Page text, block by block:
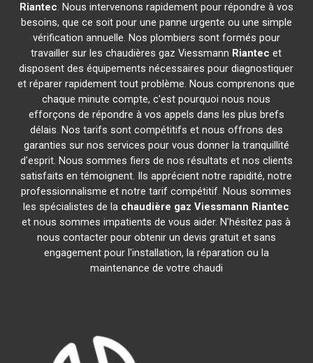
Riantec. Nous intervenons rapidement pour répondre à vos
besoins, que ce soit pour une panne urgente ou une simple
vérification annuelle. Nos plombiers sont formés pour
travailler sur les chaudières gaz Viessmann Riantec et
disposent des équipements nécessaires pour diagnostiquer
et réparer rapidement tout problème. Nous comprenons que
chaque minute compte, c'est pourquoi nous nous
efforçons de répondre à vos appels dans les plus brefs
délais. Nos tarifs sont compétitifs et nous offrons des
garanties sur nos services pour vous donner la tranquillité
d'esprit. Nous sommes fiers de nos résultats et nos clients
satisfaits en témoignent. Ils apprécient notre rapidité, notre
professionnalisme et notre tarif compétitif. Nous sommes
les spécialistes de la chaudière gaz Viessmann Riantec
et nous sommes impatients de vous aider. N'hésitez pas à
nous contacter pour obtenir un devis gratuit et sans
engagement pour l'installation, la réparation ou la
maintenance de votre chaudi